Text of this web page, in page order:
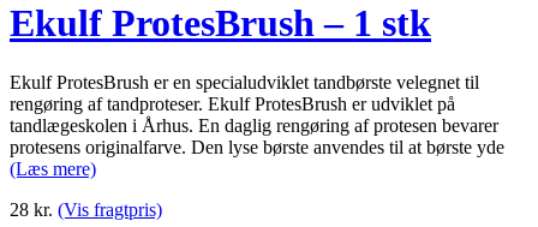
Ekulf ProtesBrush – 1 stk
Ekulf ProtesBrush er en specialudviklet tandbørste velegnet til
rengøring af tandproteser. Ekulf ProtesBrush er udviklet på
tandlægeskolen i Århus. En daglig rengøring af protesen bevarer
protesens originalfarve. Den lyse børste anvendes til at børste yde
(Læs mere)
28 kr. (Vis fragtpris)